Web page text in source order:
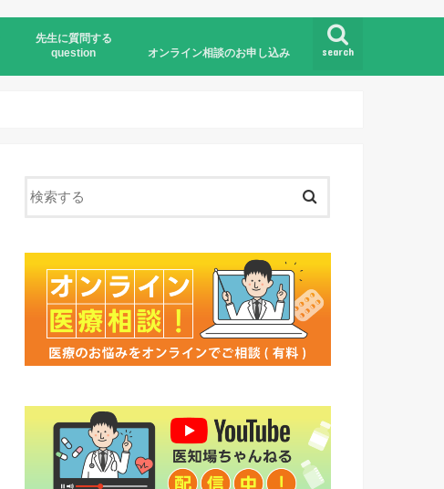
search
先生に質問する
question
オンライン相談のお申し込み